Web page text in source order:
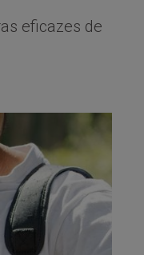
eficazes de